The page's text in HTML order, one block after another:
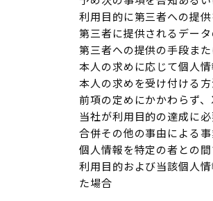
利用目的に第三者への提
第三者に提供されるデー
第三者への提供の手段ま
本人の求めに応じて個人
本人の求めを受け付ける
前項の定めにかかわらず
当社が利用目的の達成に
合併その他の事由による
個人情報を特定の者との
利用目的および当該個人
た場合